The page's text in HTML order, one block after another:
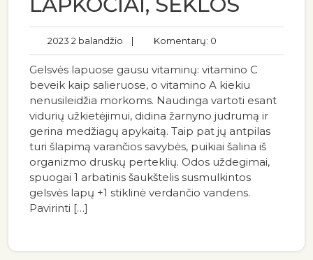
2023 2 balandžio | Komentarų: 0
Gelsvės lapuose gausu vitaminų: vitamino C
beveik kaip salieruose, o vitamino A kiekiu
nenusileidžia morkoms. Naudinga vartoti esant
vidurių užkietėjimui, didina žarnyno judrumą ir
gerina medžiagų apykaitą. Taip pat jų antpilas
turi šlapimą varančios savybės, puikiai šalina iš
organizmo druskų perteklių. Odos uždegimai,
spuogai 1 arbatinis šaukštelis susmulkintos
gelsvės lapų +1 stiklinė verdančio vandens.
Pavirinti […]